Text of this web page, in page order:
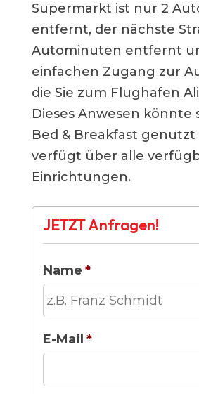
Supermarkt ist nur 2
entfernt, der nächste
Autominuten entfernt
einfachen Zugang zur
die Sie zum Flughafen
Dieses Anwesen könnte
Bed & Breakfast genutzt
verfügt über alle
Einrichtungen.
JETZT Anfragen!
Name *
E-Mail *